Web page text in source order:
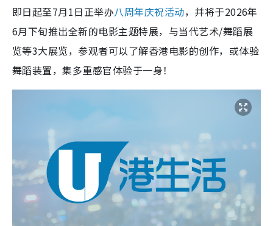
即日起至7月1日正举办八周年庆祝活动，并将于2026年
6月下旬推出全新的电影主题特展，与当代艺术/舞蹈展
览等3大展览，参观者可以了解香港电影的创作，或体验
舞蹈装置，集多重感官体验于一身！